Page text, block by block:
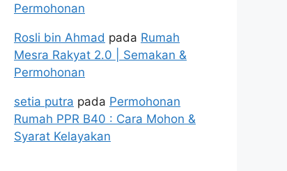
Permohonan
Rosli bin Ahmad pada Rumah
Mesra Rakyat 2.0 | Semakan &
Permohonan
setia putra pada Permohonan
Rumah PPR B40 : Cara Mohon &
Syarat Kelayakan